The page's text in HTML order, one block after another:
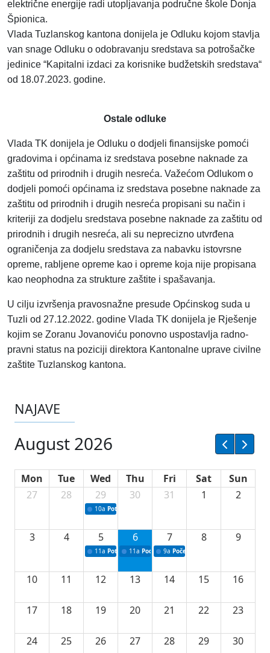
električne energije radi utopljavanja područne škole Donja
Špionica.
Vlada Tuzlanskog kantona donijela je Odluku kojom stavlja
van snage Odluku o odobravanju sredstava sa potrošačke
jedinice “Kapitalni izdaci za korisnike budžetskih sredstava“
od 18.07.2023. godine.
Ostale odluke
Vlada TK donijela je Odluku o dodjeli finansijske pomoći
gradovima i općinama iz sredstava posebne naknade za
zaštitu od prirodnih i drugih nesreća. Važećom Odlukom o
dodjeli pomoći općinama iz sredstava posebne naknade za
zaštitu od prirodnih i drugih nesreća propisani su način i
kriteriji za dodjelu sredstava posebne naknade za zaštitu od
prirodnih i drugih nesreća, ali su neprecizno utvrđena
ograničenja za dodjelu sredstava za nabavku istovrsne
opreme, rabljene opreme kao i opreme koja nije propisana
kao neophodna za strukture zaštite i spašavanja.
U cilju izvršenja pravosnažne presude Općinskog suda u
Tuzli od 27.12.2022. godine Vlada TK donijela je Rješenje
kojim se Zoranu Jovanoviću ponovno uspostavlja radno-
pravni status na poziciji direktora Kantonalne uprave civilne
zaštite Tuzlanskog kantona.
NAJAVE
August 2026
Mon Tue Wed Thu Fri Sat
Sun
27
28 29
10a Potpisivanje ugovora sa neprofitnim
30 31 1 2
3 4 5
11a Potpisivanje ugovora o stipendijama za
6
11a Podrška razvoju vodne infrastrukture u
7
9a Početak izgradnje nove
8 9
10 11 12 13 14 15 16
17 18 19 20 21 22 23
24 25 26 27 28 29 30